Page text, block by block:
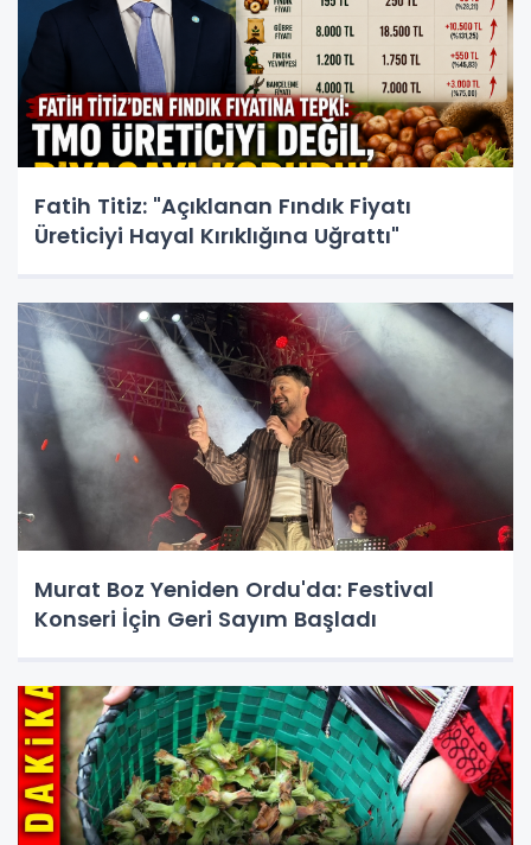
Fatih Titiz: "Açıklanan Fındık Fiyatı
Üreticiyi Hayal Kırıklığına Uğrattı"
Murat Boz Yeniden Ordu'da: Festival
Konseri İçin Geri Sayım Başladı